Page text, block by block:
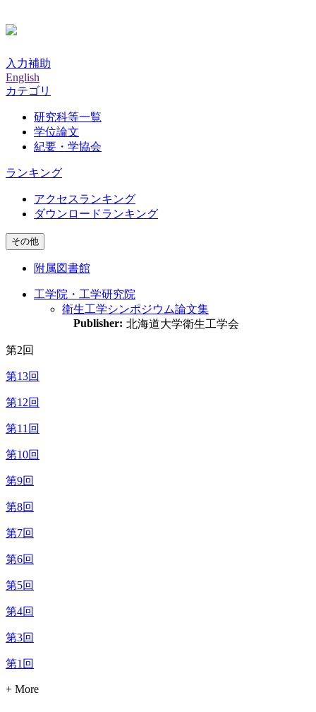
入力補助
English
カテゴリ
研究科等一覧
学位論文
紀要・学協会
ランキング
アクセスランキング
ダウンロードランキング
その他
附属図書館
工学院・工学研究院
衛生工学シンポジウム論文集
Publisher: 北海道大学衛生工学会
第2回
第13回
第12回
第11回
第10回
第9回
第8回
第7回
第6回
第5回
第4回
第3回
第1回
+ More